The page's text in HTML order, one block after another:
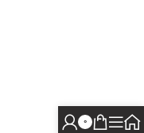
0